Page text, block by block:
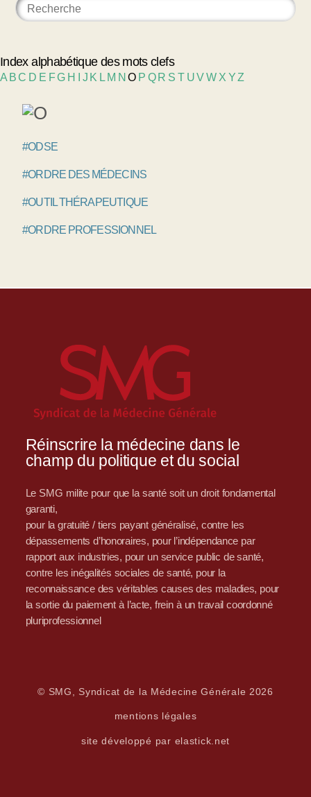
Index alphabétique des mots clefs
A BC D E FG H J K L M NO P Q R S T UVW X YZ
#ODSE
#ORDRE DES MÉDECINS
#OUTIL THÉRAPEUTIQUE
#ORDRE PROFESSIONNEL
Réinscrire la médecine dans le
champ du politique et du social
Le SMG milite pour que la santé soit un droit fondamental
garanti,
pour la gratuité / tiers payant généralisé, contre les
dépassements d’honoraires, pour l’indépendance par
rapport aux industries, pour un service public de santé,
contre les inégalités sociales de santé, pour la
reconnaissance des véritables causes des maladies, pour
la sortie du paiement à l’acte, frein à un travail coordonné
pluriprofessionnel
© SMG, Syndicat de la Médecine Générale 2026
mentions légales
site développé par elastick.net